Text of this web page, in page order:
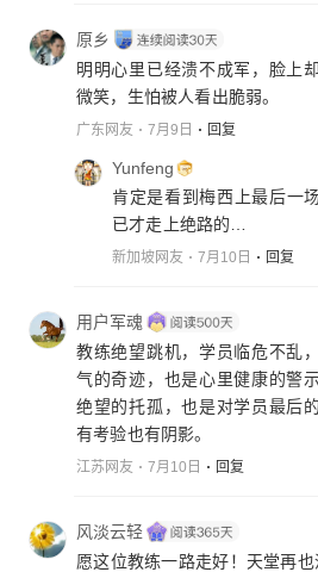
原乡
明明心里已经溃不成军，脸上
微笑，生怕被人看出脆弱。
广东网友 7月9日 回复
Yunfeng
肯定是看到梅西上最后一
已才走上绝路的…
新加坡网友 7月10日 回复
用户军魂
教练绝望跳机，学员临危不乱
气的奇迹，也是心里健康的警
绝望的托孤，也是对学员最后
有考验也有阴影。
江苏网友 7月10日 回复
风淡云轻
愿这位教练一路走好！天堂再也